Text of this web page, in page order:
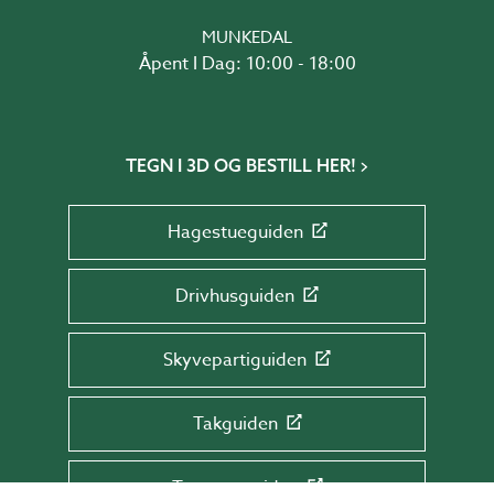
MUNKEDAL
Åpent I Dag: 10:00 - 18:00
TEGN I 3D OG BESTILL HER!
Hagestueguiden
Drivhusguiden
Skyvepartiguiden
Takguiden